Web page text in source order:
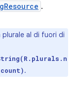
.
al di fuori di
.